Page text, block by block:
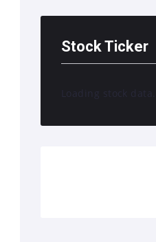
Stock Ticker
Loading stock data...